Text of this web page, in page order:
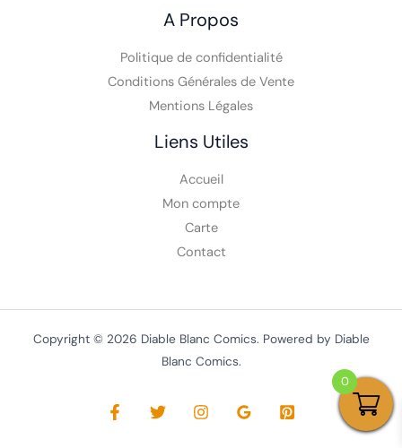
A Propos
Politique de confidentialité
Conditions Générales de Vente
Liens Utiles
Accueil
Mon compte
Contact
Copyright © 2026 Diable Blanc Comics. Powered by Diable
Blanc Comics.
0